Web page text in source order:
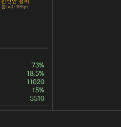
튠Lv3 · 195pt
73%
18.5%
11020
15%
5510